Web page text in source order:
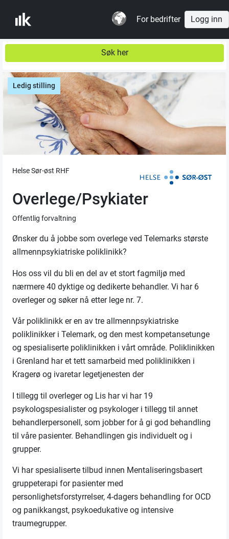
For bedrifter Logg inn
Søk her
Ledig stilling
Helse Sør-øst RHF
Overlege/Psykiater
Offentlig forvaltning
Ønsker du å jobbe som overlege ved Telemarks største
allmennpsykiatriske poliklinikk?
Hos oss vil du bli en del av et stort fagmiljø med
nærmere 40 dyktige og dedikerte behandler. Vi har 6
overleger og søker nå etter lege nr. 7.
Vår poliklinikk er en av tre allmennpsykiatriske
poliklinikker i Telemark, og den mest kompetansetunge
og spesialiserte poliklinikken i vårt område. Poliklinikken
i Grenland har et tett samarbeid med poliklinikken i
Kragerø og ivaretar legetjenesten der
I tillegg til overleger og Lis har vi har 19
psykologspesialister og psykologer i tillegg til annet
behandlerpersonell, som jobber for å gi god behandling
til våre pasienter. Behandlingen gis individuelt og i
grupper.
Vi har spesialiserte tilbud innen Mentaliseringsbasert
gruppeterapi for pasienter med
personlighetsforstyrrelser, 4-dagers behandling for OCD
og panikkangst, psykoedukative og intensive
traumegrupper.